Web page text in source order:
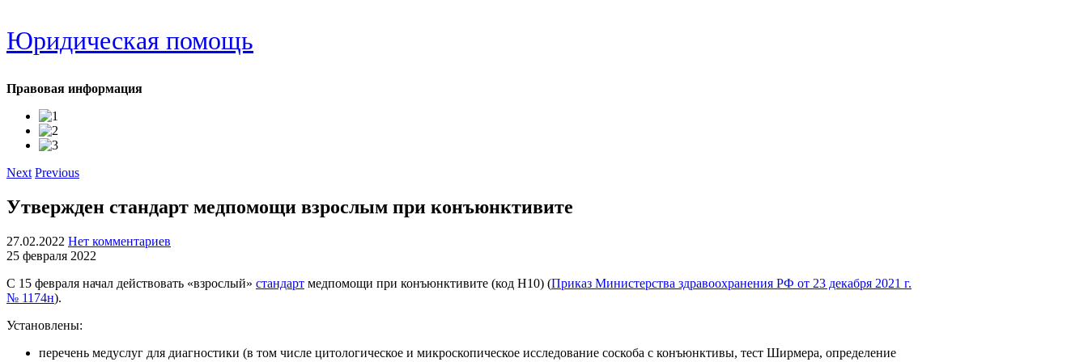
Юридическая помощь
Правовая информация
Next Previous
Утвержден стандарт медпомощи взрослым при конъюнктивите
27.02.2022 Нет комментариев
25 февраля 2022
С 15 февраля начал действовать «взрослый» стандарт медпомощи при конъюнктивите (код Н10) (Приказ Министерства здравоохранения РФ от 23 декабря 2021 г.
№ 1174н).
Установлены:
перечень медуслуг для диагностики (в том числе цитологическое и микроскопическое исследование соскоба с конъюнктивы, тест Ширмера, определение